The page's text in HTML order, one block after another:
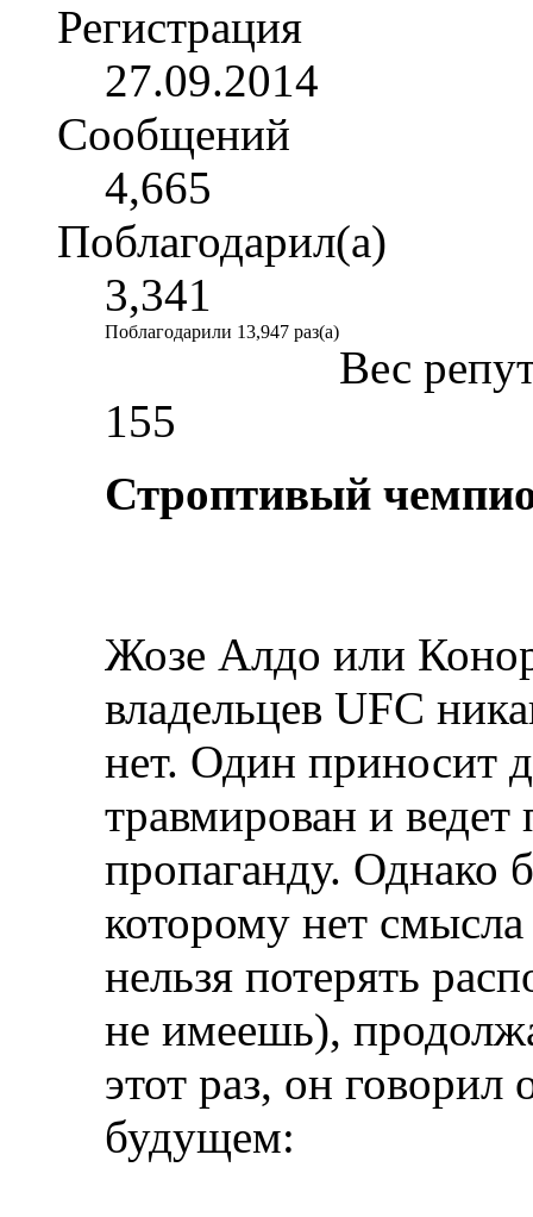
Регистрация
27.09.2014
Сообщений
4,665
Поблагодарил(а)
3,341
Поблагодарили 13,947 раз(а)
Вес
155
Строптивый
Жозе Алдо или
владельцев UFC
нет. Один приносит
травмирован и
пропаганду. Однако
которому нет смысла
нельзя потерять
не имеешь),
этот раз, он
будущем: